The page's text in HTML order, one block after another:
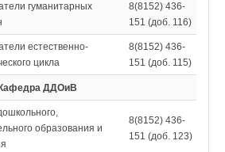
гуманитарных
8(8152) 436-
151 (доб. 116)
естественно-
цикла
8(8152) 436-
151 (доб. 115)
ДДОиВ
образования и
8(8152) 436-
151 (доб. 123)